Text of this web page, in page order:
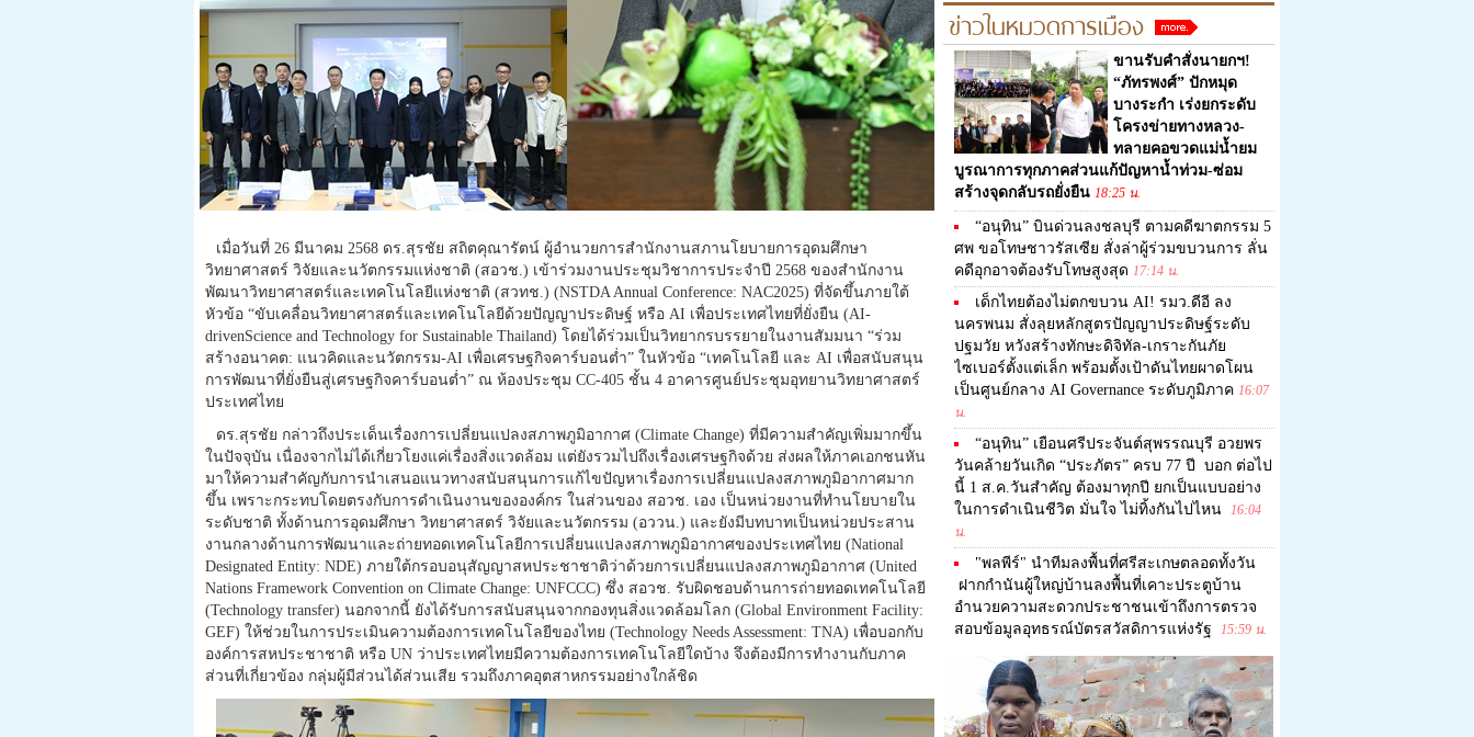
เมื่อวันที่ 26 มีนาคม 2568 ดร.สุรชัย สถิตคุณารัตน์ ผู้อำนวยการสำนักงานสภานโยบายการอุดมศึกษา
วิทยาศาสตร์ วิจัยและนวัตกรรมแห่งชาติ (สอวช.) เข้าร่วมงานประชุมวิชาการประจำปี 2568 ของสำนักงาน
พัฒนาวิทยาศาสตร์และเทคโนโลยีแห่งชาติ (สวทช.) (NSTDA Annual Conference: NAC2025) ที่จัดขึ้นภายใต้
หัวข้อ “ขับเคลื่อนวิทยาศาสตร์และเทคโนโลยีด้วยปัญญาประดิษฐ์ หรือ AI เพื่อประเทศไทยที่ยั่งยืน (AI-
drivenScience and Technology for Sustainable Thailand) โดยได้ร่วมเป็นวิทยากรบรรยายในงานสัมมนา “ร่วม
สร้างอนาคต: แนวคิดและนวัตกรรม-AI เพื่อเศรษฐกิจคาร์บอนต่ำ” ในหัวข้อ “เทคโนโลยี และ AI เพื่อสนับสนุน
การพัฒนาที่ยั่งยืนสู่เศรษฐกิจคาร์บอนต่ำ” ณ ห้องประชุม CC-405 ชั้น 4 อาคารศูนย์ประชุมอุทยานวิทยาศาสตร์
ประเทศไทย
ดร.สุรชัย กล่าวถึงประเด็นเรื่องการเปลี่ยนแปลงสภาพภูมิอากาศ (Climate Change) ที่มีความสำคัญเพิ่มมากขึ้น
ในปัจจุบัน เนื่องจากไม่ได้เกี่ยวโยงแค่เรื่องสิ่งแวดล้อม แต่ยังรวมไปถึงเรื่องเศรษฐกิจด้วย ส่งผลให้ภาคเอกชนหัน
มาให้ความสำคัญกับการนำเสนอแนวทางสนับสนุนการแก้ไขปัญหาเรื่องการเปลี่ยนแปลงสภาพภูมิอากาศมาก
ขึ้น เพราะกระทบโดยตรงกับการดำเนินงานขององค์กร ในส่วนของ สอวช. เอง เป็นหน่วยงานที่ทำนโยบายใน
ระดับชาติ ทั้งด้านการอุดมศึกษา วิทยาศาสตร์ วิจัยและนวัตกรรม (อววน.) และยังมีบทบาทเป็นหน่วยประสาน
งานกลางด้านการพัฒนาและถ่ายทอดเทคโนโลยีการเปลี่ยนแปลงสภาพภูมิอากาศของประเทศไทย (National
Designated Entity: NDE) ภายใต้กรอบอนุสัญญาสหประชาชาติว่าด้วยการเปลี่ยนแปลงสภาพภูมิอากาศ (United
Nations Framework Convention on Climate Change: UNFCCC) ซึ่ง สอวช. รับผิดชอบด้านการถ่ายทอดเทคโนโลยี
(Technology transfer) นอกจากนี้ ยังได้รับการสนับสนุนจากกองทุนสิ่งแวดล้อมโลก (Global Environment Facility:
GEF) ให้ช่วยในการประเมินความต้องการเทคโนโลยีของไทย (Technology Needs Assessment: TNA) เพื่อบอกกับ
องค์การสหประชาชาติ หรือ UN ว่าประเทศไทยมีความต้องการเทคโนโลยีใดบ้าง จึงต้องมีการทำงานกับภาค
ส่วนที่เกี่ยวข้อง กลุ่มผู้มีส่วนได้ส่วนเสีย รวมถึงภาคอุตสาหกรรมอย่างใกล้ชิด
ข่าวในหมวดการเมือง
ขานรับคำสั่งนายกฯ!
“ภัทรพงศ์” ปักหมุด
บางระกำ เร่งยกระดับ
โครงข่ายทางหลวง-
ทลายคอขวดแม่น้ำยม
บูรณาการทุกภาคส่วนแก้ปัญหาน้ำท่วม-ซ่อม
สร้างจุดกลับรถยั่งยืน 18:25 น.
“อนุทิน” บินด่วนลงชลบุรี ตามคดีฆาตกรรม 5
ศพ ขอโทษชาวรัสเซีย สั่งล่าผู้ร่วมขบวนการ ลั่น
คดีอุกอาจต้องรับโทษสูงสุด 17:14 น.
เด็กไทยต้องไม่ตกขบวน AI! รมว.ดีอี ลง
นครพนม สั่งลุยหลักสูตรปัญญาประดิษฐ์ระดับ
ปฐมวัย หวังสร้างทักษะดิจิทัล-เกราะกันภัย
ไซเบอร์ตั้งแต่เล็ก พร้อมตั้งเป้าดันไทยผาดโผน
เป็นศูนย์กลาง AI Governance ระดับภูมิภาค 16:07
น.
“อนุทิน” เยือนศรีประจันต์สุพรรณบุรี อวยพร
วันคล้ายวันเกิด “ประภัตร” ครบ 77 ปี บอก ต่อไป
นี้ 1 ส.ค.วันสำคัญ ต้องมาทุกปี ยกเป็นแบบอย่าง
ในการดำเนินชีวิต มั่นใจ ไม่ทิ้งกันไปไหน 16:04
น.
"พลพีร์" นำทีมลงพื้นที่ศรีสะเกษตลอดทั้งวัน
ฝากกำนันผู้ใหญ่บ้านลงพื้นที่เคาะประตูบ้าน
อำนวยความสะดวกประชาชนเข้าถึงการตรวจ
สอบข้อมูลอุทธรณ์บัตรสวัสดิการแห่งรัฐ
15:59 น.